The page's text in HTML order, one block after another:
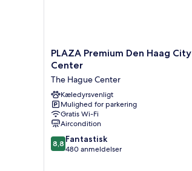
PLAZA
Premium
Haag
City
Center
The
Hague
Center
PLAZA Premium Den Haag City
Center
The Hague Center
Kæledyrsvenligt
Mulighed for parkering
Gratis Wi-Fi
Aircondition
8.8
ud
8,8 Fantastisk
480 anmeldelser